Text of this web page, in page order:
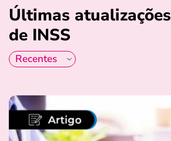
Últimas atualizações
de INSS